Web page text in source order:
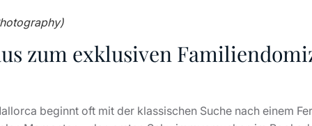
zum exklusiven
beginnt oft mit der klassischen Suche nach einem